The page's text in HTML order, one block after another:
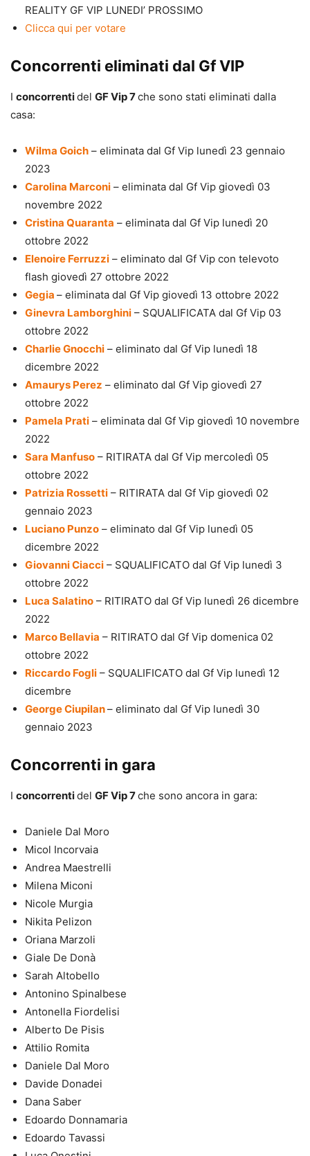
REALITY GF VIP LUNEDI’ PROSSIMO
Clicca qui per votare
Concorrenti eliminati dal Gf VIP
I concorrentidel GF Vip 7che sono stati eliminati dalla
casa:
Wilma Goich – eliminata dal Gf Vip lunedì 23 gennaio
2023
Carolina Marconi – eliminata dal Gf Vip giovedì 03
novembre 2022
Cristina Quaranta – eliminata dal Gf Vip lunedì 20
ottobre 2022
Elenoire Ferruzzi – eliminato dal Gf Vip con televoto
flash giovedì 27 ottobre 2022
Gegia – eliminata dal Gf Vip giovedì 13 ottobre 2022
Ginevra Lamborghini – SQUALIFICATA dal Gf Vip 03
ottobre 2022
Charlie Gnocchi – eliminato dal Gf Vip lunedì 18
dicembre 2022
Amaurys Perez – eliminato dal Gf Vip giovedì 27
ottobre 2022
Pamela Prati – eliminata dal Gf Vip giovedì 10 novembre
2022
Sara Manfuso – RITIRATA dal Gf Vip mercoledì 05
ottobre 2022
Patrizia Rossetti – RITIRATA dal Gf Vip giovedì 02
gennaio 2023
Luciano Punzo – eliminato dal Gf Vip lunedì 05
dicembre 2022
Giovanni Ciacci – SQUALIFICATO dal Gf Vip lunedì 3
ottobre 2022
Luca Salatino – RITIRATO dal Gf Vip lunedì 26 dicembre
2022
Marco Bellavia – RITIRATO dal Gf Vip domenica 02
ottobre 2022
Riccardo Fogli – SQUALIFICATO dal Gf Vip lunedì 12
dicembre
George Ciupilan– eliminato dal Gf Vip lunedì 30
gennaio 2023
Concorrenti in gara
I concorrentidel GF Vip 7che sono ancora in gara:
Daniele Dal Moro
Micol Incorvaia
Andrea Maestrelli
Milena Miconi
Nicole Murgia
Nikita Pelizon
Oriana Marzoli
Giale De Donà
Sarah Altobello
Antonino Spinalbese
Antonella Fiordelisi
Alberto De Pisis
Attilio Romita
Daniele Dal Moro
Davide Donadei
Dana Saber
Edoardo Donnamaria
Edoardo Tavassi